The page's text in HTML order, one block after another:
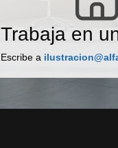
Trabaja en
Escribe a